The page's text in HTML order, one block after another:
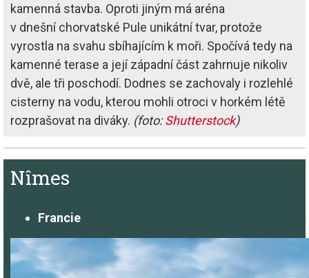
kamenná stavba. Oproti jiným má aréna
v dnešní chorvatské Pule unikátní tvar, protože
vyrostla na svahu sbíhajícím k moři. Spočívá tedy na
kamenné terase a její západní část zahrnuje nikoliv
dvě, ale tři poschodí. Dodnes se zachovaly i rozlehlé
cisterny na vodu, kterou mohli otroci v horkém létě
rozprašovat na diváky. (foto:Shutterstock)
Nîmes
Francie